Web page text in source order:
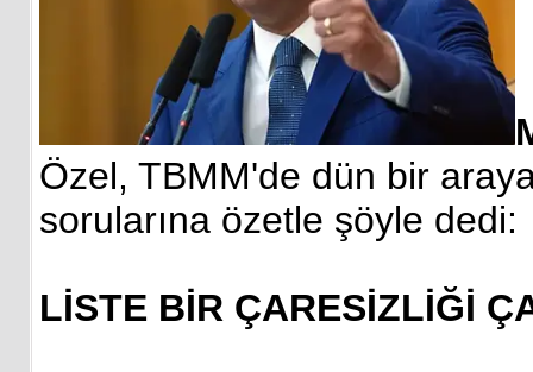
Özel, TBMM'de dün bir
sorularına özetle şöyle dedi:
LİSTE BİR ÇARESİZLİĞİ